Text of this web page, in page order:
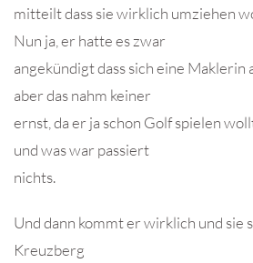
mitteilt dass sie wirklich umziehen
Nun ja, er hatte es zwar
angekündigt dass sich eine Maklerin
aber das nahm keiner
ernst, da er ja schon Golf spielen
und was war passiert
nichts.
Und dann kommt er wirklich und sie
Kreuzberg